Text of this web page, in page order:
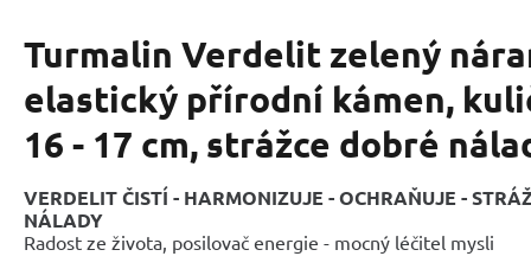
Turmalin Verdelit zelený
elastický přírodní kámen,
16 - 17 cm, strážce dobré
VERDELIT ČISTÍ - HARMONIZUJE - OCHRAŇUJE -
NÁLADY
Radost ze života, posilovač energie - mocný léčitel mysli